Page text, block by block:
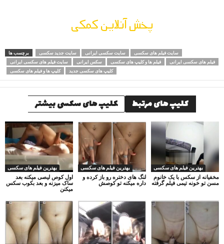
پخش آنلاین کمکی
برچسب ها سایت جدید سکسی سایت سکسی ایرانی
سایت فیلم های سکسی
سایت فیلم های سکسی ایرانی
سکس ایرانی فیلم ها و کلیپ های سکسی
فیلم های سکسی ایرانی
کلیپ ها و فیلم های سکسی
کلیپ های سکسی جدید
کلیپ های مرتبط کلیپ های سکسی بیشتر
بهترین فیلم های سکسی
اول کوص لیصی میکنه بعد
ساک میزنه و بعد بکوب سکس
میکنن
بهترین فیلم های سکسی
لنگ های دختره رو باز کرده و
داره میکنه تو کوصش
بهترین فیلم های سکسی
مخفیانه از سکس با یک خانوم
مسن تو خونه تیمی فیلم گرفته